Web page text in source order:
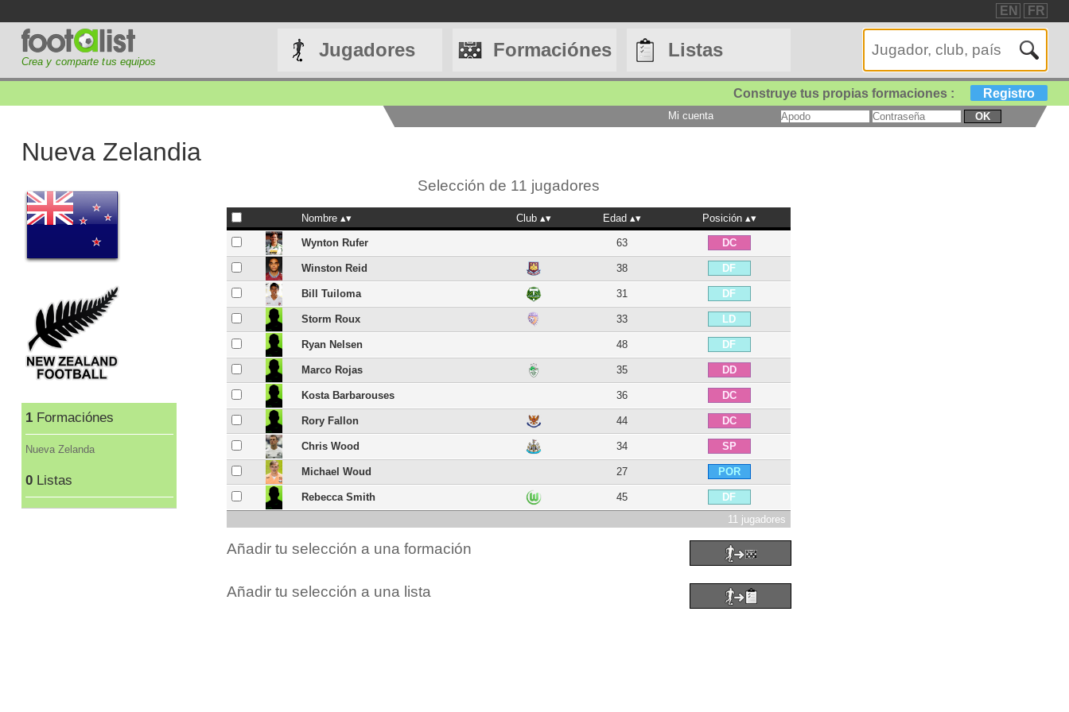
EN FR
Crea y comparte tus equipos
Jugadores Formaciónes Listas
Construye tus propias formaciones : Registro
Mi cuenta OK
Nueva Zelandia
1Formaciónes
Nueva Zelanda
0Listas
Selección de 11 jugadores
Nombre Club Edad Posición
Wynton Rufer 63 DC
Winston Reid 38 DF
Bill Tuiloma 31 DF
Storm Roux 33 LD
Ryan Nelsen 48 DF
Marco Rojas 35 DD
Kosta Barbarouses 36 DC
Rory Fallon 44 DC
Chris Wood 34 SP
Michael Woud 27 POR
Rebecca Smith 45
DF
11 jugadores
Añadir tu selección a una formación
Añadir tu selección a una lista